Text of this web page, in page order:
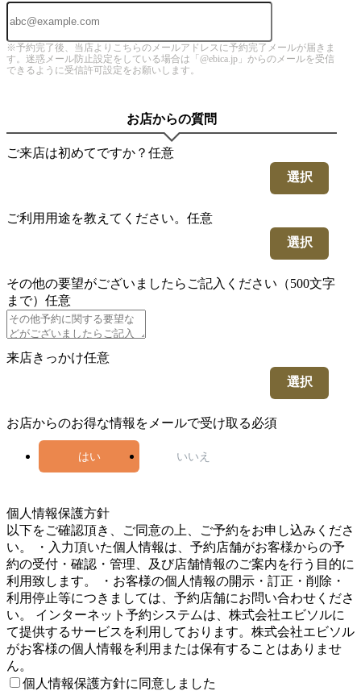
※予約完了後、当店よりこちらのメールアドレスに予約完了メールが届きま
す。迷惑メール防止設定をしている場合は「@ebica.jp」からのメールを受信
できるように受信許可設定をお願いします。
お店からの質問
ご来店は初めてですか？ 任意
選択
ご利用用途を教えてください。 任意
選択
その他の要望がございましたらご記入ください（500文字
まで） 任意
来店きっかけ任意
選択
お店からのお得な情報をメールで受け取る必須
はい いいえ
個人情報保護方針
以下をご確認頂き、ご同意の上、ご予約をお申し込みくださ
い。 ・入力頂いた個人情報は、予約店舗がお客様からの予
約の受付・確認・管理、及び店舗情報のご案内を行う目的に
利用致します。 ・お客様の個人情報の開示・訂正・削除・
利用停止等につきましては、予約店舗にお問い合わせくださ
い。 インターネット予約システムは、株式会社エビソルに
て提供するサービスを利用しております。株式会社エビソル
がお客様の個人情報を利用または保有することはありませ
ん。
個人情報保護方針に同意しました